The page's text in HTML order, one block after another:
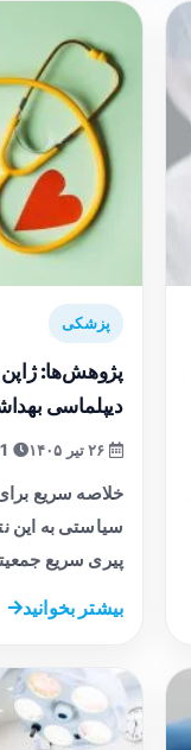
پزشکی
دیپلماسی
خلاصه سریع
سیاستی به این
پیری سریع
بیشتر بخوانید